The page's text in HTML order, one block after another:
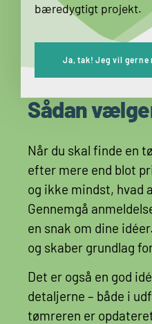
bæredygtigt projekt.
Ja, tak! Jeg vil gerne
Sådan
Når du skal finde en
efter mere end blot
og ikke mindst, hvad
Gennemgå
en snak om dine
og skaber grundlag
Det er også en god
detaljerne – både i
tømreren er